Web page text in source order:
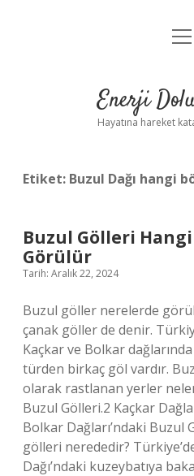
Yasal
Enerji
Hayatına hareket
Etiket: Buzul Dağı hangi
Buzul Gölleri
Görülür
Tarih: Aralık 22, 2024
Buzul göller nerelerde
çanak göller de denir.
Kaçkar ve Bolkar
türden birkaç göl vardır.
olarak rastlanan yerler
Buzul Gölleri.2 Kaçkar
Bolkar Dağları’ndaki Buzul
gölleri nerededir?
Dağı’ndaki kuzeybatıya